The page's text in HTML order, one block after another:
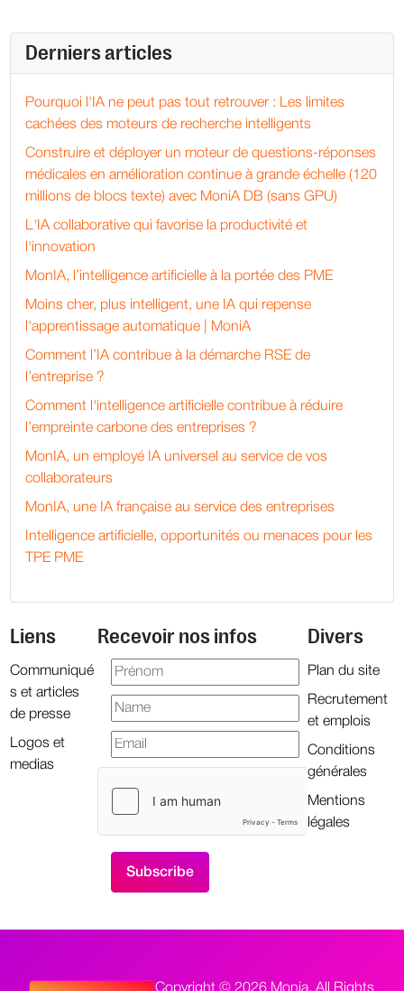
Derniers articles
Pourquoi l'IA ne peut pas tout retrouver : Les limites
cachées des moteurs de recherche intelligents
Construire et déployer un moteur de questions-réponses
médicales en amélioration continue à grande échelle (120
millions de blocs texte) avec MoniA DB (sans GPU)
L'IA collaborative qui favorise la productivité et
l'innovation
MonIA, l’intelligence artificielle à la portée des PME
Moins cher, plus intelligent, une IA qui repense
l'apprentissage automatique | MoniA
Comment l’IA contribue à la démarche RSE de
l’entreprise ?
Comment l'intelligence artificielle contribue à réduire
l’empreinte carbone des entreprises ?
MonIA, un employé IA universel au service de vos
collaborateurs
MonIA, une IA française au service des entreprises
Intelligence artificielle, opportunités ou menaces pour les
TPE PME
Liens
Communiqué
s et articles
de presse
Logos et
medias
Recevoir nos infos Divers
Plan du site
Recrutement
et emplois
Conditions
générales
Mentions
légales
Copyright © 2026 Monia. All Rights